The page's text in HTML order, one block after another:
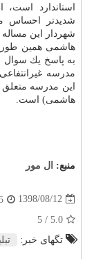
استاندارد
شدیدتر احساس
شهردار این مساله
هاشمی همین طور
به پاسخ یك سوال
مدرسه
این مدرسه
هاشمی) است.
منبع: ال مور
1398/08/12
5.0
/ 5
تگهای خبر: